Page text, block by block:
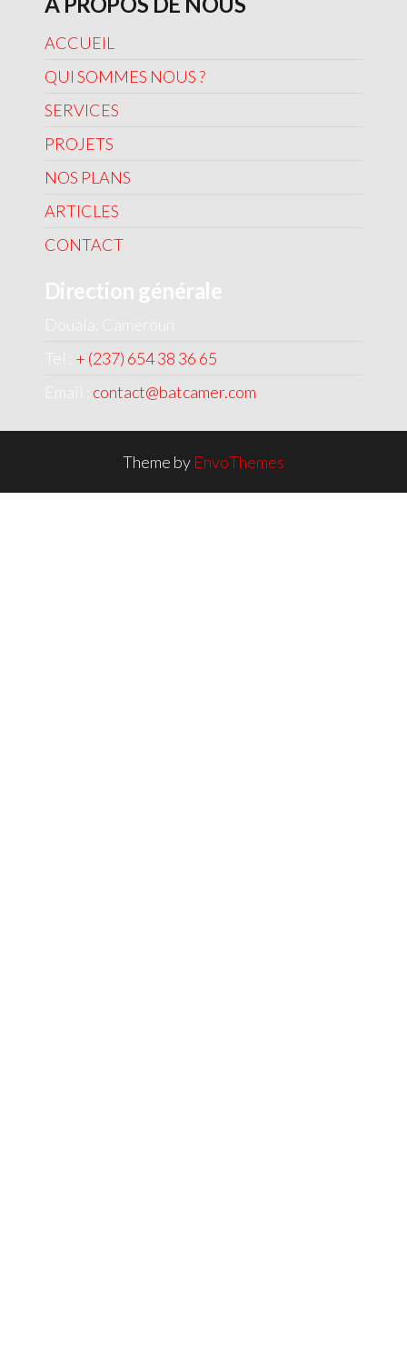
ACCUEIL
QUI SOMMES NOUS ?
SERVICES
PROJETS
NOS PLANS
ARTICLES
CONTACT
Direction générale
Douala, Cameroun
Tel : + (237) 654 38 36 65
Email : contact@batcamer.com
Theme by EnvoThemes